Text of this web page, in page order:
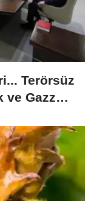
Terörsüz
ve Gazze